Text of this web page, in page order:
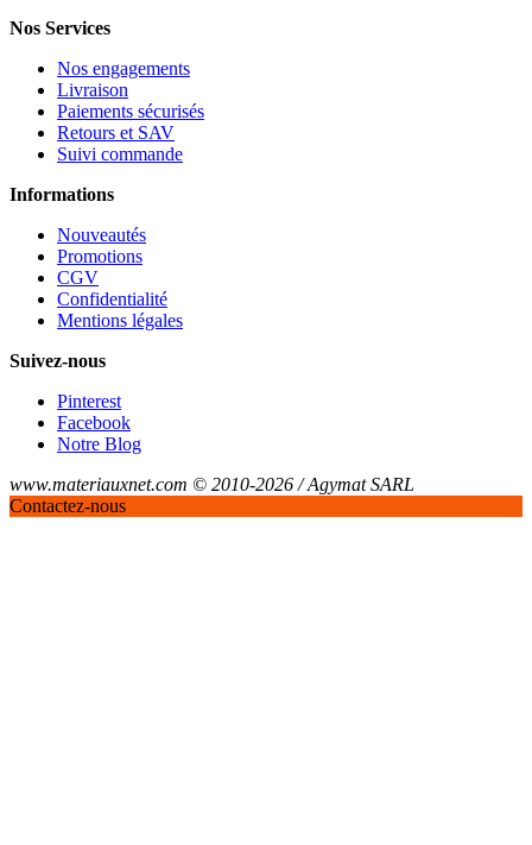
Nos Services
Nos engagements
Livraison
Paiements sécurisés
Retours et SAV
Suivi commande
Informations
Nouveautés
Promotions
CGV
Confidentialité
Mentions légales
Suivez-nous
Pinterest
Facebook
Notre Blog
www.materiauxnet.com © 2010-2026 / Agymat SARL
Contactez-nous